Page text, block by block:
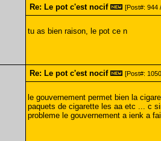
Re: Le pot c'est nocif [Post#: 944
tu as bien raison, le pot ce n
Re: Le pot c'est nocif [Post#:
le gouvernement permet bien la
paquets de cigarette les aa etc ... c
probleme le gouvernement a ienk a